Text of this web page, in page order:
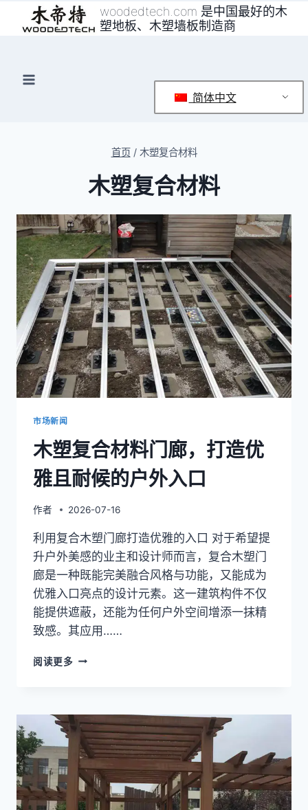
woodedtech.com 是中国最好的木
塑地板、木塑墙板制造商
简体中文
首页 / 木塑复合材料
木塑复合材料
市场新闻
木塑复合材料门廊，打造优
雅且耐候的户外入口
作者 2026-07-16
利用复合木塑门廊打造优雅的入口 对于希望提
升户外美感的业主和设计师而言，复合木塑门
廊是一种既能完美融合风格与功能，又能成为
优雅入口亮点的设计元素。这一建筑构件不仅
能提供遮蔽，还能为任何户外空间增添一抹精
致感。其应用……
阅读更多 木
材
料
门
廊，
造
优